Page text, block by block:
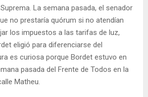
La semana pasada, el senador
no prestaría quórum si no atendían
los impuestos a las tarifas de luz,
eligió para diferenciarse del
es curiosa porque Bordet estuvo en
pasada del Frente de Todos en la
Matheu.